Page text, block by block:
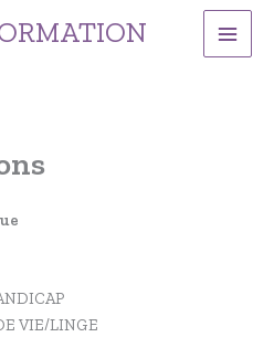
VIE/LINGE